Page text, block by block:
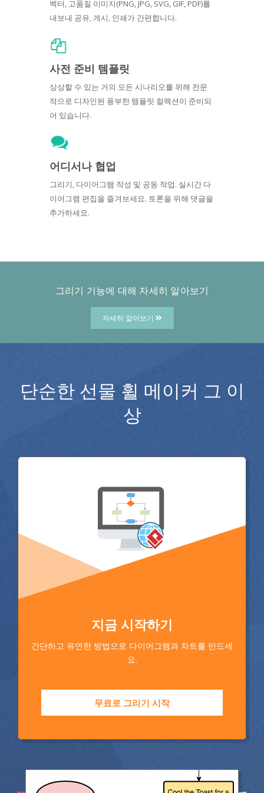
벡터, 고품질 이미지(PNG, JPG, SVG, GIF, PDF)를
내보내 공유, 게시, 인쇄가 간편합니다.
사전 준비 템플릿
상상할 수 있는 거의 모든 시나리오를 위해 전문
적으로 디자인된 풍부한 템플릿 컬렉션이 준비되
어 있습니다.
어디서나 협업
그리기, 다이어그램 작성 및 공동 작업. 실시간 다
이어그램 편집을 즐겨보세요. 토론을 위해 댓글을
추가하세요.
그리기 기능에 대해 자세히 알아보기
자세히 알아보기
단순한 선물 휠 메이커 그 이
상
지금 시작하기
간단하고 유연한 방법으로 다이어그램과 차트를 만드세
요.
무료로 그리기 시작